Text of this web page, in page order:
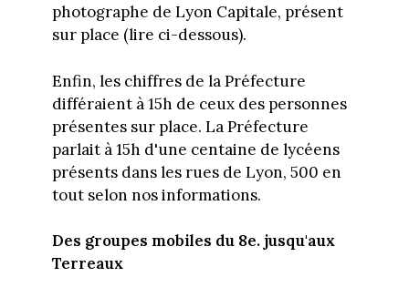
photographe de Lyon Capitale, présent
sur place (lire ci-dessous).
Enfin, les chiffres de la Préfecture
différaient à 15h de ceux des personnes
présentes sur place. La Préfecture
parlait à 15h d'une centaine de lycéens
présents dans les rues de Lyon, 500 en
tout selon nos informations.
Des groupes mobiles du 8e. jusqu'aux
Terreaux